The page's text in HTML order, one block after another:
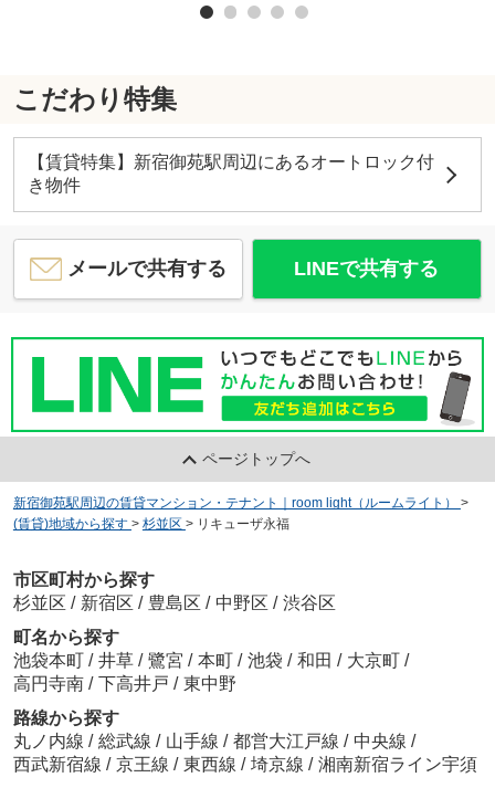
こだわり特集
【賃貸特集】新宿御苑駅周辺にあるオートロック付
き物件
メールで共有する LINEで共有する
ページトップへ
新宿御苑駅周辺の賃貸マンション・テナント｜room light（ルームライト）
>
(賃貸)地域から探す > 杉並区 > リキューザ永福
市区町村から探す
杉並区 / 新宿区 / 豊島区 / 中野区 / 渋谷区
町名から探す
池袋本町 / 井草 / 鷺宮 / 本町 / 池袋 / 和田 / 大京町 /
高円寺南 / 下高井戸 / 東中野
路線から探す
丸ノ内線 / 総武線 / 山手線 / 都営大江戸線 / 中央線 /
西武新宿線 / 京王線 / 東西線 / 埼京線 / 湘南新宿ライン宇須